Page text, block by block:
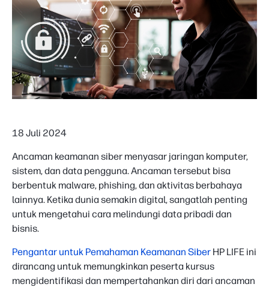
18 Juli 2024
Ancaman keamanan siber menyasar jaringan komputer,
sistem, dan data pengguna. Ancaman tersebut bisa
berbentuk malware, phishing, dan aktivitas berbahaya
lainnya. Ketika dunia semakin digital, sangatlah penting
untuk mengetahui cara melindungi data pribadi dan
bisnis.
Pengantar untuk Pemahaman Keamanan Siber HP LIFE ini
dirancang untuk memungkinkan peserta kursus
mengidentifikasi dan mempertahankan diri dari ancaman